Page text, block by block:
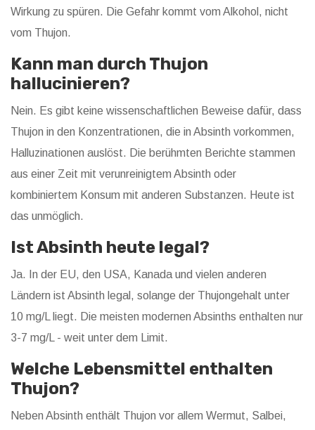
Wirkung zu spüren. Die Gefahr kommt vom Alkohol, nicht
vom Thujon.
Kann man durch Thujon
hallucinieren?
Nein. Es gibt keine wissenschaftlichen Beweise dafür, dass
Thujon in den Konzentrationen, die in Absinth vorkommen,
Halluzinationen auslöst. Die berühmten Berichte stammen
aus einer Zeit mit verunreinigtem Absinth oder
kombiniertem Konsum mit anderen Substanzen. Heute ist
das unmöglich.
Ist Absinth heute legal?
Ja. In der EU, den USA, Kanada und vielen anderen
Ländern ist Absinth legal, solange der Thujongehalt unter
10 mg/L liegt. Die meisten modernen Absinths enthalten nur
3-7 mg/L - weit unter dem Limit.
Welche Lebensmittel enthalten
Thujon?
Neben Absinth enthält Thujon vor allem Wermut, Salbei,